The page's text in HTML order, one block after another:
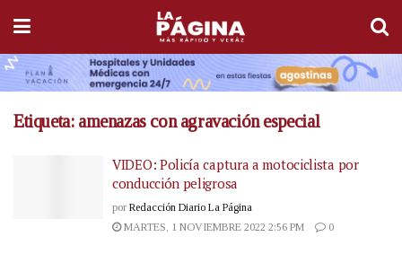
Etiqueta: amenazas con agravación especial
VIDEO: Policía captura a motociclista por
conducción peligrosa
por Redacción Diario La Página
MARTES, 1 NOVIEMBRE 2022 2:56 PM
0